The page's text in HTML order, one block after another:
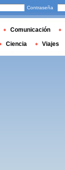
Contraseña
Comunicación
Ciencia Viajes